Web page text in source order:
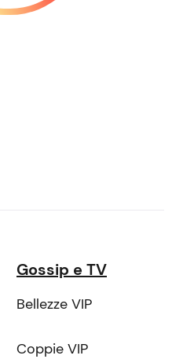
Gossip e TV
Bellezze VIP
Coppie VIP